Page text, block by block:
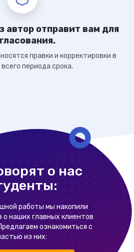
автор отправит вам для
правки и корректировки в
периода срока.
о нас
работы мы накопили
о наших главных клиентов
ознакомиться с
из них: